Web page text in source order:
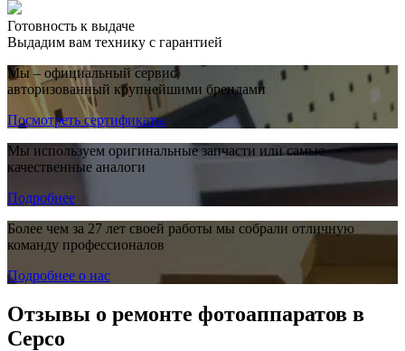
Готовность к выдаче
Выдадим вам технику с гарантией
Мы – официальный сервис,
авторизованный крупнейшими брендами
Посмотреть сертификаты
Мы используем оригинальные запчасти или самые
качественные аналоги
Подробнее
Более чем за 27 лет своей работы мы собрали отличную
команду профессионалов
Подробнее о нас
Отзывы о ремонте фотоаппаратов в
Серсо